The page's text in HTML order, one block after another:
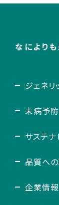
なにより
ジェネ
未病予
サステナ
品質へ
企業情報